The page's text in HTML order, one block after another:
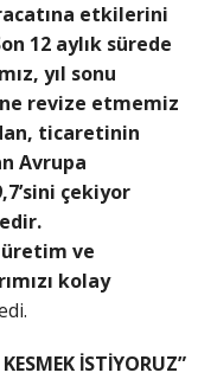
etkilerini
12 aylık sürede
yıl sonu
revize etmemiz
ticaretinin
Avrupa
çekiyor
ve
kolay
İSTİYORUZ”